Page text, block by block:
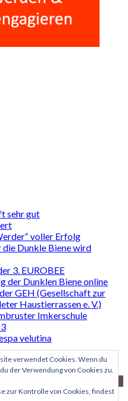
sehr gut
voller Erfolg
Dunkle Biene wird
3. EUROBEE
der Dunklen Biene online
GEH (Gesellschaft zur
Haustierrassen e. V.)
Imkerschule
velutina
vonFernando Villamor Jr
verwendet Cookies. Wenn du
der Verwendung von Cookies zu.
zur Kontrolle von Cookies, findest